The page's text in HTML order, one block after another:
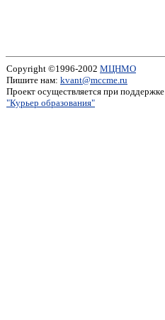
Copyright ©1996-2002 МЦНМО
Пишите нам: kvant@mccme.ru
Проект осуществляется при поддержке
"Курьер образования"